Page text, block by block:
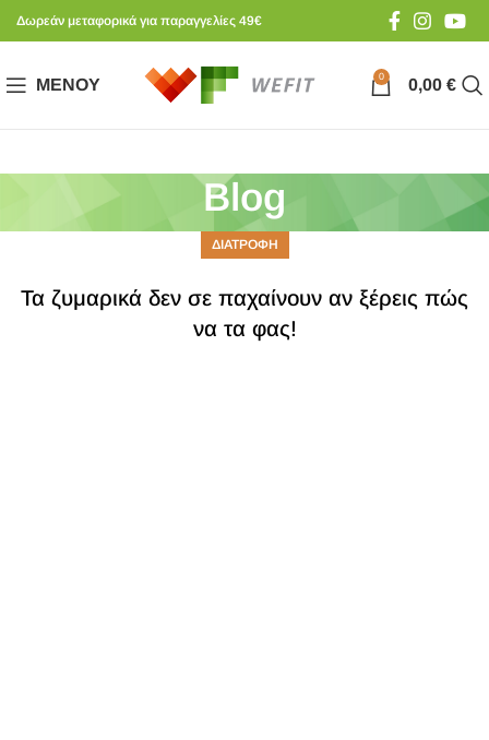
Δωρεάν μεταφορικά για παραγγελίες 49€
ΜΕΝΟΎ 0 0,00 €
Blog
ΔΙΑΤΡΟΦΗ
Τα ζυμαρικά δεν σε παχαίνουν αν ξέρεις πώς
να τα φας!